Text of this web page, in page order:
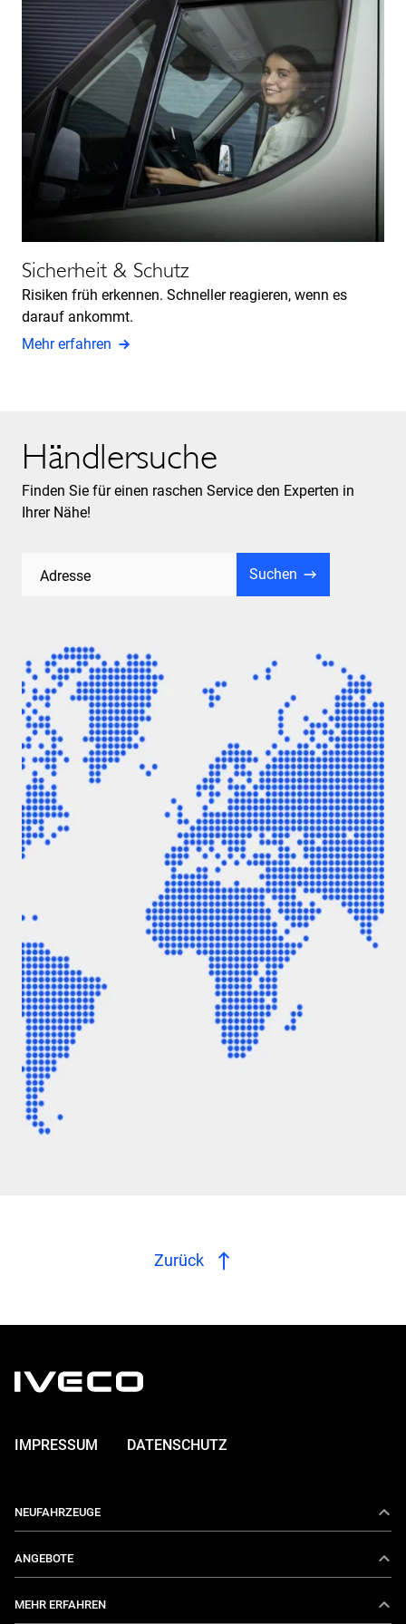
Sicherheit & Schutz
Risiken früh erkennen. Schneller reagieren, wenn es
darauf ankommt.
Mehr erfahren
Händlersuche
Finden Sie für einen raschen Service den Experten in
Ihrer Nähe!
Adresse Suchen
Zurück
IMPRESSUM DATENSCHUTZ
NEUFAHRZEUGE
ANGEBOTE
MEHR ERFAHREN